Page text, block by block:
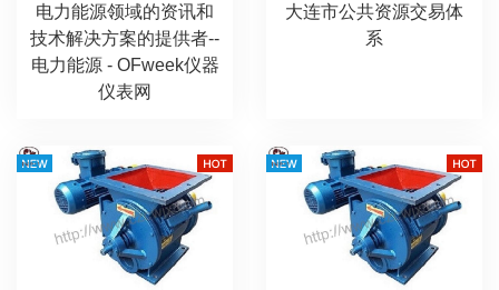
电力能源领域的资讯和
技术解决方案的提供者--
电力能源 - OFweek仪器
仪表网
大连市公共资源交易体
系